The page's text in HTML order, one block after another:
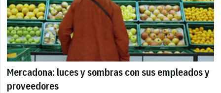
Mercadona: luces y sombras con sus empleados y
proveedores